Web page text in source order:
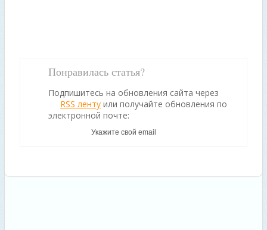
Понравилась статья?
Подпишитесь на обновления сайта через
RSS ленту или получайте обновления по
электронной почте: